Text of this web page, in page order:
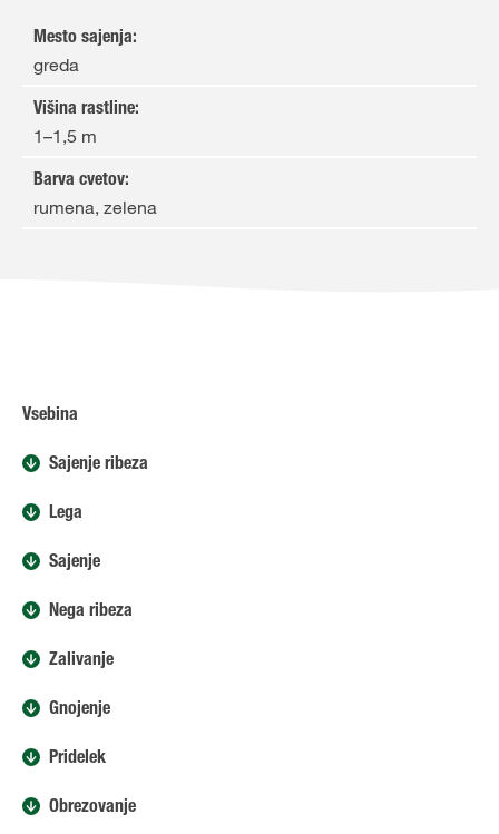
Mesto sajenja:
greda
Višina rastline:
1–1,5 m
Barva cvetov:
rumena, zelena
Vsebina
Sajenje ribeza
Lega
Sajenje
Nega ribeza
Zalivanje
Gnojenje
Pridelek
Obrezovanje